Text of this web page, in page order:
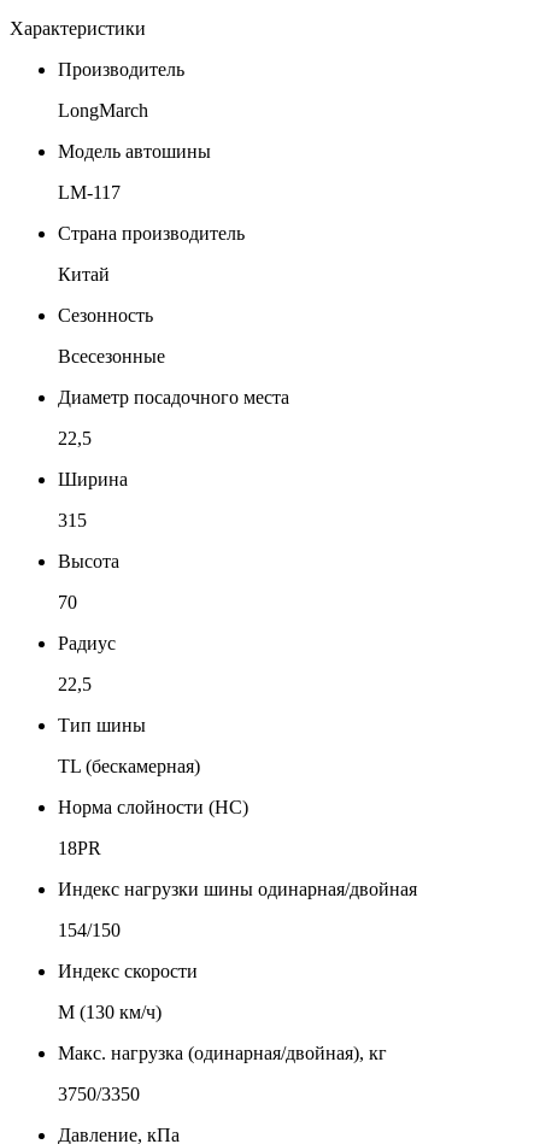
Характеристики
Производитель
LongMarch
Модель автошины
LM-117
Страна производитель
Китай
Сезонность
Всесезонные
Диаметр посадочного места
22,5
Ширина
315
Высота
70
Радиус
22,5
Тип шины
TL (бескамерная)
Норма слойности (НС)
18PR
Индекс нагрузки шины одинарная/двойная
154/150
Индекс скорости
М (130 км/ч)
Макс. нагрузка (одинарная/двойная), кг
3750/3350
Давление, кПа